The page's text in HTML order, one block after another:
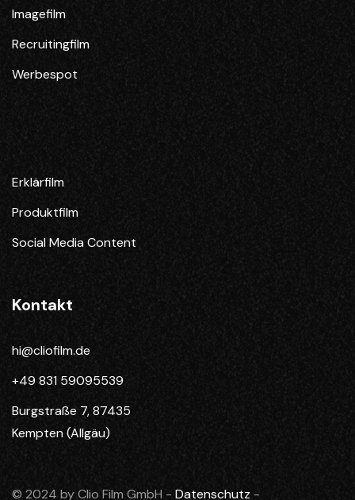
Imagefilm
Recruitingfilm
Werbespot
Erklärfilm
Produktfilm
Social Media Content
Kontakt
hi@cliofilm.de
+49 831 59095539
Burgstraße 7, 87435
Kempten (Allgäu)
© 2024 by Clio Film GmbH - Datenschutz -